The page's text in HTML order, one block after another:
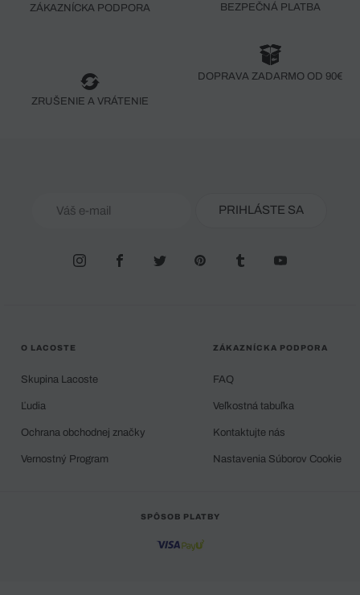
ZÁKAZNÍCKA PODPORA BEZPEČNÁ PLATBA
ZRUŠENIE A VRÁTENIE
DOPRAVA ZADARMO OD 90€
PRIHLÁSTE SA
O LACOSTE
Skupina Lacoste
Ľudia
Ochrana obchodnej značky
Vernostný Program
ZÁKAZNÍCKA PODPORA
FAQ
Veľkostná tabuľka
Kontaktujte nás
Nastavenia Súborov Cookie
SPÔSOB PLATBY